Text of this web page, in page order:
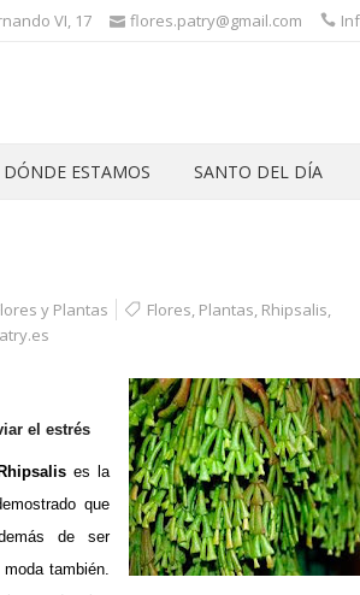
VI, 17 flores.patry@gmail.com
DÓNDE ESTAMOS SANTO DEL DÍA
y Plantas Flores, Plantas, Rhipsalis,
el estrés
Rhipsalises la
que
de ser
también.